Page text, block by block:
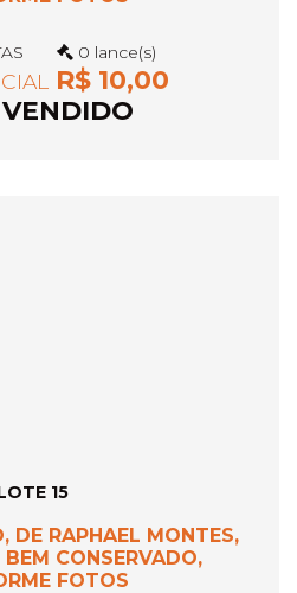
0 lance(s)
R$ 10,00
15
DE RAPHAEL MONTES,
CONSERVADO,
FOTOS